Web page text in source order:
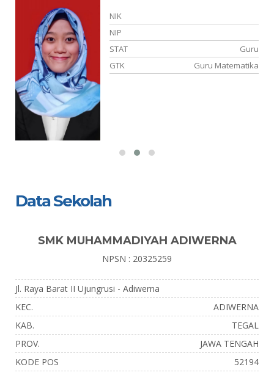
NIK
NIP
STAT
Guru
GTK
Guru Matematika
Data Sekolah
SMK MUHAMMADIYAH ADIWERNA
NPSN : 20325259
Jl. Raya Barat II Ujungrusi - Adiwerna
KEC.
ADIWERNA
KAB.
TEGAL
PROV.
JAWA TENGAH
KODE POS
52194